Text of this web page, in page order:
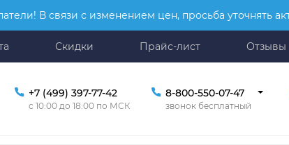
В связи с изменением цен, просьба уточнять
Скидки Прайс-лист Отзывы
+7 (499) 397-77-42
с 10:00 до 18:00 по МСК
8-800-550-07-47
звонок бесплатный